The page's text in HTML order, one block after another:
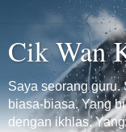
Cik Wan
Saya seorang guru.
biasa-biasa. Yang
dengan ikhlas.